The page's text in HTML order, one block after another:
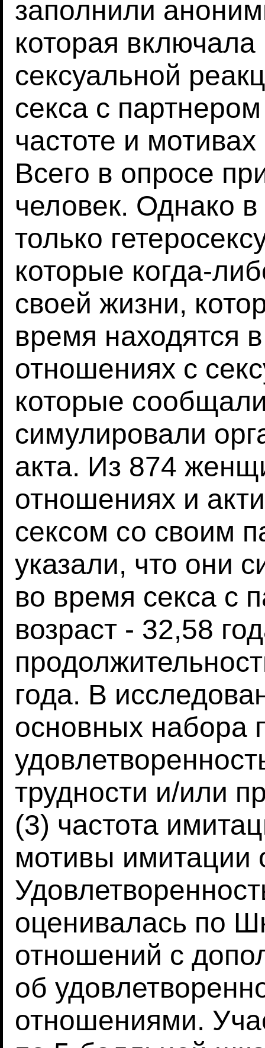
заполнили
которая
сексуальной
секса с
частоте и
Всего в опросе
человек. Однако
только
которые когда-
своей жизни,
время находятся
отношениях с
которые
симулировали
акта. Из 874
отношениях и
сексом со своим
указали, что они
во время секса с
возраст - 32,58
года. В
основных набора
трудности и/или
(3) частота
мотивы имитации
оценивалась по
отношений с
об
отношениями.